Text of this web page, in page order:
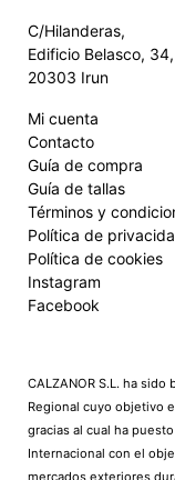
C/Hilanderas,
Edificio Belasco, 34,
20303 Irun
Mi cuenta
Contacto
Guía de compra
Guía de tallas
Términos y
Política de
Política de cookies
Instagram
Facebook
CALZANOR S.L. ha
Regional cuyo objetivo
gracias al cual ha
Internacional con el
mercados exteriores